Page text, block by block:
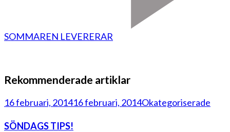
SOMMAREN LEVERERAR
Rekommenderade artiklar
16 februari, 201416 februari, 2014Okategoriserade
SÖNDAGS TIPS!